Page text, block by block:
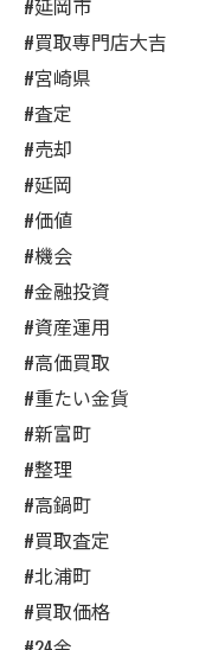
#買取専門店大吉
#宮崎県
#査定
#売却
#延岡
#価値
#機会
#金融投資
#資産運用
#高価買取
#重たい金貨
#新富町
#整理
#高鍋町
#買取査定
#北浦町
#買取価格